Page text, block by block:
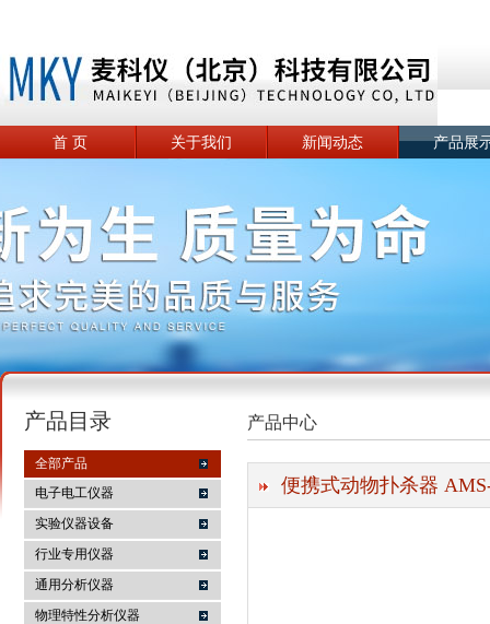
麦科仪（北京）科技有限公司
首 页 关于我们 新闻动态 产品展
产品目录
全部产品
电子电工仪器
实验仪器设备
行业专用仪器
通用分析仪器
物理特性分析仪器
产品中心
便携式动物扑杀器